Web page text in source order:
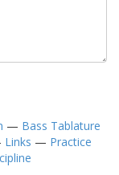
— Bass Tablature
Links — Practice